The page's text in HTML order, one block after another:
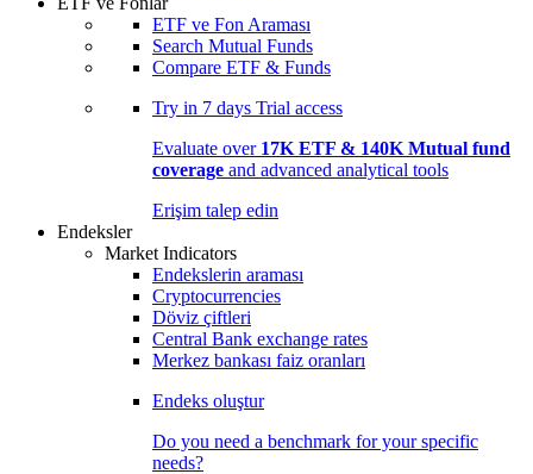
ETF ve Fon Araması
Search Mutual Funds
Compare ETF & Funds
Try in 7 days Trial access
Evaluate over 17K ETF & 140K Mutual fund
coverage and advanced analytical tools
Erişim talep edin
Endeksler
Market Indicators
Endekslerin araması
Cryptocurrencies
Döviz çiftleri
Central Bank exchange rates
Merkez bankası faiz oranları
Endeks oluştur
Do you need a benchmark for your specific
needs?